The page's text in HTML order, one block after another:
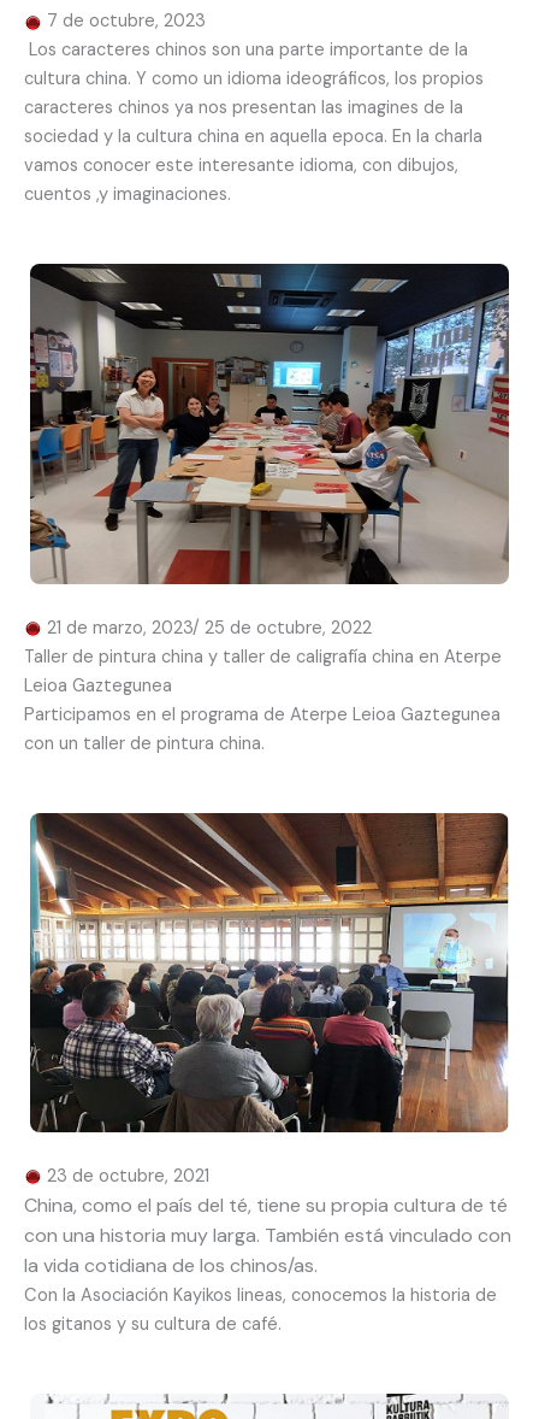
7 de octubre, 2023
Los caracteres chinos son una parte importante de la
cultura china. Y como un idioma ideográficos, los propios
caracteres chinos ya nos presentan las imagines de la
sociedad y la cultura china en aquella epoca. En la charla
vamos conocer este interesante idioma, con dibujos,
cuentos ,y imaginaciones.
21 de marzo, 2023/ 25 de octubre, 2022
Taller de pintura china y taller de caligrafía china en Aterpe
Leioa Gaztegunea
Participamos en el programa de Aterpe Leioa Gaztegunea
con un taller de pintura china.
23 de octubre, 2021
China, como el país del té, tiene su propia cultura de té
con una historia muy larga. También está vinculado con
la vida cotidiana de los chinos/as.
Con la Asociación Kayikos lineas, conocemos la historia de
los gitanos y su cultura de café.